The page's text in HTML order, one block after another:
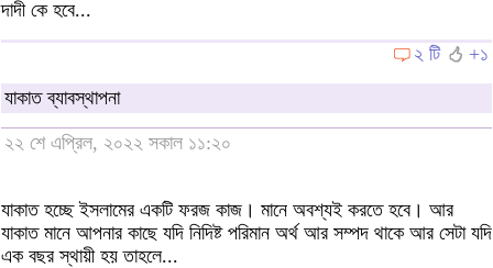
দাদী কে হবে...
২ টি
+১
যাকাত ব্যাবস্থাপনা
২২ শে এপ্রিল, ২০২২ সকাল ১১:২০
যাকাত হচ্ছে ইসলামের একটি ফরজ কাজ। মানে অবশ্যই করতে হবে। আর
যাকাত মানে আপনার কাছে যদি নিদিষ্ট পরিমান অর্থ আর সম্পদ থাকে আর সেটা যদি
এক বছর স্থায়ী হয় তাহলে...